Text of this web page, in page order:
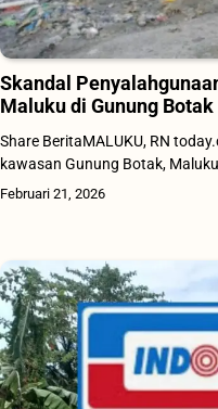
Skandal
Maluku di Gunung Botak
Share BeritaMALUKU, RN
kawasan Gunung Botak,
Februari 21, 2026